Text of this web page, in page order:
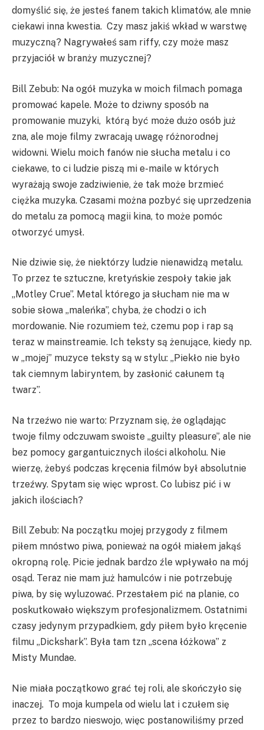
domyślić się, że jesteś fanem takich klimatów, ale mnie
ciekawi inna kwestia. Czy masz jakiś wkład w warstwę
muzyczną? Nagrywałeś sam riffy, czy może masz
przyjaciół w branży muzycznej?
Bill Zebub: Na ogół muzyka w moich filmach pomaga
promować kapele. Może to dziwny sposób na
promowanie muzyki, którą być może dużo osób już
zna, ale moje filmy zwracają uwagę różnorodnej
widowni. Wielu moich fanów nie słucha metalu i co
ciekawe, to ci ludzie piszą mi e-maile w których
wyrażają swoje zadziwienie, że tak może brzmieć
ciężka muzyka. Czasami można pozbyć się uprzedzenia
do metalu za pomocą magii kina, to może pomóc
otworzyć umysł.
Nie dziwie się, że niektórzy ludzie nienawidzą metalu.
To przez te sztuczne, kretyńskie zespoły takie jak
„Motley Crue”. Metal którego ja słucham nie ma w
sobie słowa „maleńka”, chyba, że chodzi o ich
mordowanie. Nie rozumiem też, czemu pop i rap są
teraz w mainstreamie. Ich teksty są żenujące, kiedy np.
w „mojej” muzyce teksty są w stylu: „Piekło nie było
tak ciemnym labiryntem, by zasłonić całunem tą
twarz”.
Na trzeźwo nie warto: Przyznam się, że oglądając
twoje filmy odczuwam swoiste „guilty pleasure”, ale nie
bez pomocy gargantuicznych ilości alkoholu. Nie
wierzę, żebyś podczas kręcenia filmów był absolutnie
trzeźwy. Spytam się więc wprost. Co lubisz pić i w
jakich ilościach?
Bill Zebub: Na początku mojej przygody z filmem
piłem mnóstwo piwa, ponieważ na ogół miałem jakąś
okropną rolę. Picie jednak bardzo źle wpływało na mój
osąd. Teraz nie mam już hamulców i nie potrzebuję
piwa, by się wyluzować. Przestałem pić na planie, co
poskutkowało większym profesjonalizmem. Ostatnimi
czasy jedynym przypadkiem, gdy piłem było kręcenie
filmu „Dickshark”. Była tam tzn „scena łóżkowa” z
Misty Mundae.
Nie miała początkowo grać tej roli, ale skończyło się
inaczej. To moja kumpela od wielu lat i czułem się
przez to bardzo nieswojo, więc postanowiliśmy przed